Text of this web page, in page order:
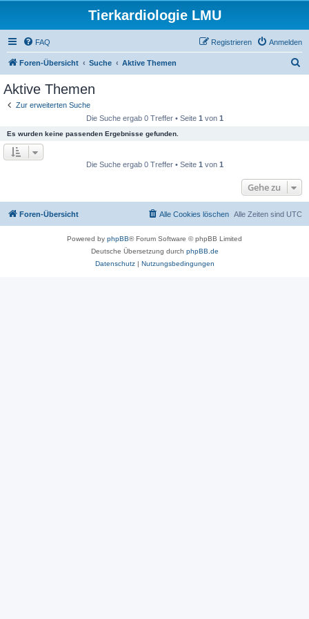
Tierkardiologie LMU
FAQ Anmelden
Registrieren
Foren-Übersicht Suche Aktive Themen
Aktive Themen
Zur erweiterten Suche
Die Suche ergab 0 Treffer • Seite 1 von 1
Es wurden keine passenden Ergebnisse gefunden.
Die Suche ergab 0 Treffer • Seite 1 von 1
Gehe zu
Foren-Übersicht Alle Zeiten sind UTC
Alle Cookies löschen
Powered by phpBB® Forum Software © phpBB Limited
Deutsche Übersetzung durch phpBB.de
Datenschutz| Nutzungsbedingungen